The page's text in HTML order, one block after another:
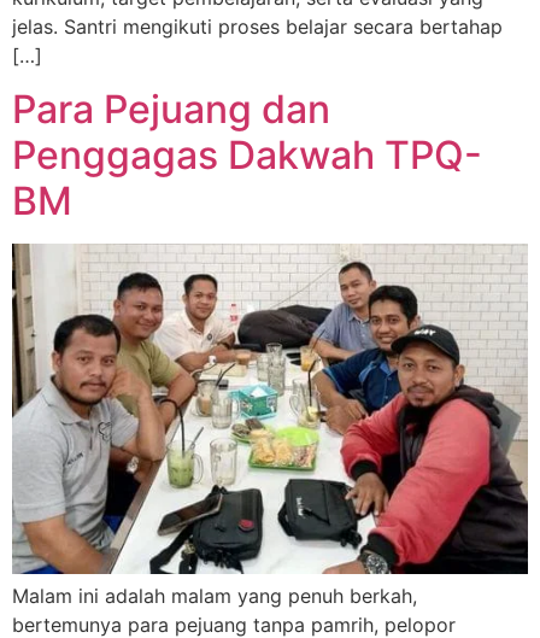
jelas. Santri mengikuti proses belajar secara bertahap
[…]
Para Pejuang dan
Penggagas Dakwah TPQ-
BM
Malam ini adalah malam yang penuh berkah,
bertemunya para pejuang tanpa pamrih, pelopor